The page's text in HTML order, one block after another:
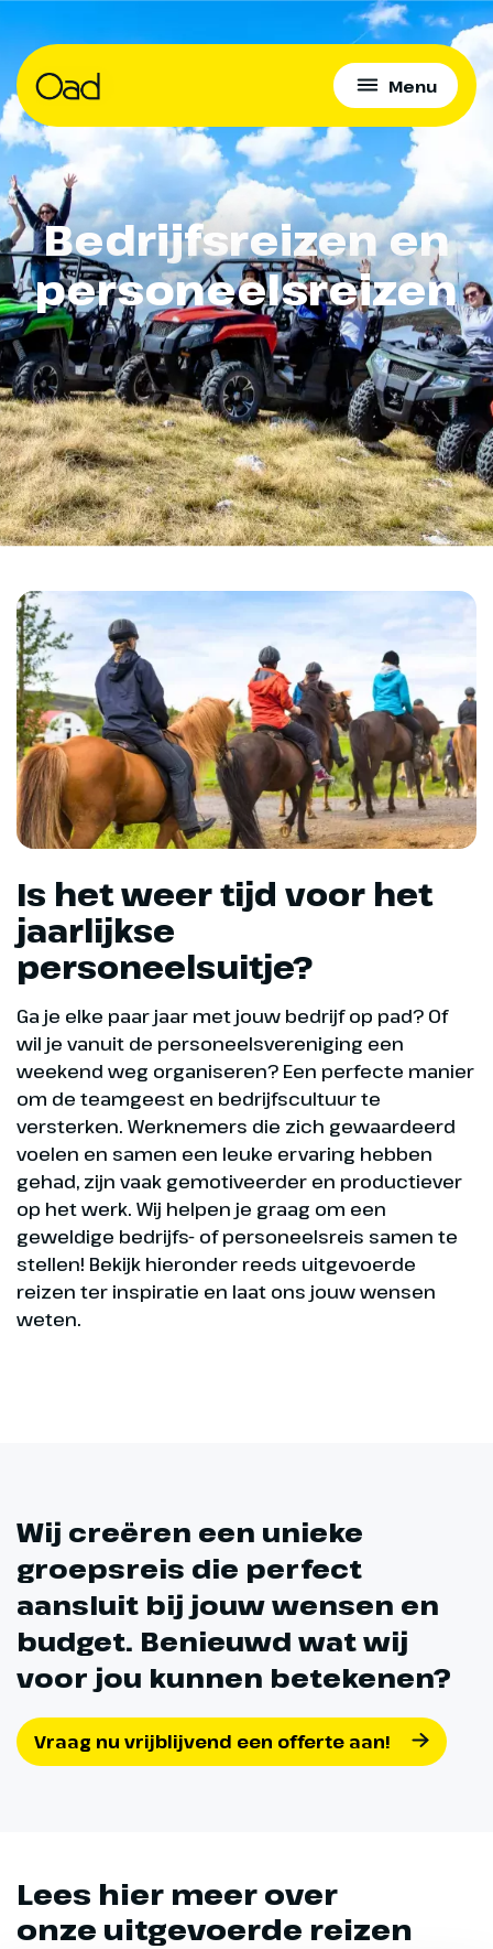
Menu
Bedrijfsreizen en
personeelsreizen
Is het weer tijd voor het
jaarlijkse
personeelsuitje?
Ga je elke paar jaar met jouw bedrijf op pad? Of
wil je vanuit de personeelsvereniging een
weekend weg organiseren? Een perfecte manier
om de teamgeest en bedrijfscultuur te
versterken. Werknemers die zich gewaardeerd
voelen en samen een leuke ervaring hebben
gehad, zijn vaak gemotiveerder en productiever
op het werk. Wij helpen je graag om een
geweldige bedrijfs- of personeelsreis samen te
stellen! Bekijk hieronder reeds uitgevoerde
reizen ter inspiratie en laat ons jouw wensen
weten.
Wij creëren een unieke
groepsreis die perfect
aansluit bij jouw wensen en
budget. Benieuwd wat wij
voor jou kunnen betekenen?
Vraag nu vrijblijvend een offerte aan!
Lees hier meer over
onze uitgevoerde reizen